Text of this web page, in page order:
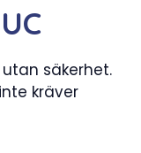
säkerhet.
kräver